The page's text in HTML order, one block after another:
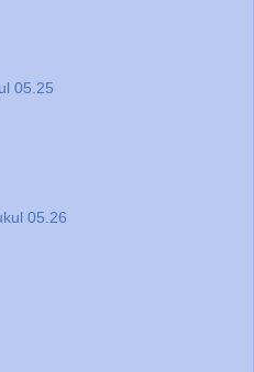
05.25
05.26